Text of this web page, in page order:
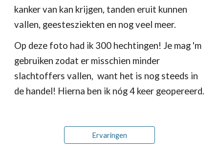
kanker van kan krijgen, tanden eruit kunnen
vallen, geestesziekten en nog veel meer.
Op deze foto had ik 300 hechtingen! Je mag 'm
gebruiken zodat er misschien minder
slachtoffers vallen,  want het is nog steeds in
de handel! Hierna ben ik nóg 4 keer geopereerd.
Ervaringen